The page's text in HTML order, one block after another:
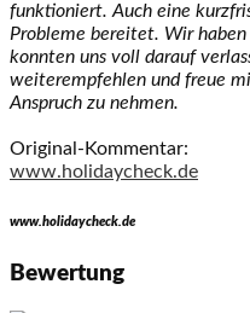
funktioniert. Auch eine
Probleme bereitet. Wir
konnten uns voll darauf
weiterempfehlen und freue
Anspruch zu nehmen.
Original-Kommentar:
www.holidaycheck.de
www.holidaycheck.de
Bewertung